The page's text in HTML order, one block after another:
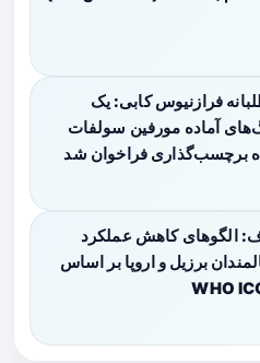
فرازنیوس کابی: یک
آماده مورفین سولفات
برچسب‌گذاری فراخوان شد
الگوهای کاهش عملکرد
برزیل و اروپا بر اساس